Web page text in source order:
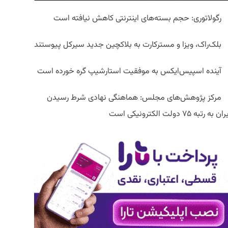
رگولاتوری: حجم بسته‌های اینترنتی کاهش نیافته است
بلک‌راک، ویزا و مسترکارت به بلاکچین جدید سیرکل پیوستند
آینده اسپیس‌ایکس به موفقیت استارشیپ گره خورده است
مرکز پژوهش‌های مجلس: هماهنگی نهادی شرط رسیدن
به رتبه ۷۵ دولت الکترونیکی است